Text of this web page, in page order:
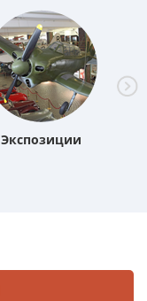
Экспозиции